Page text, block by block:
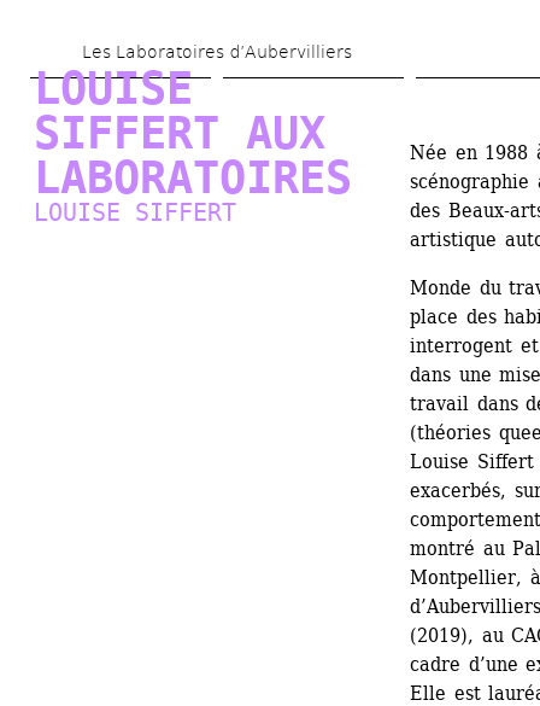
au
contenu
principal
Les Laboratoires d’Aubervilliers
LOUISE
SIFFERT AUX
LABORATOIRES
LOUISE SIFFERT
Née en 1988
scénographie
des Beaux-
artistique
Monde du
place des
interrogent
dans une
travail dans
(théories
Louise Siffert
exacerbés,
montré au
Montpellier,
(2019), au
cadre d’une
Elle est